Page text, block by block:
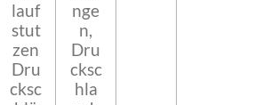
lauf
stut
zen
Dru
cksc
nge
n,
Dru
cksc
hla